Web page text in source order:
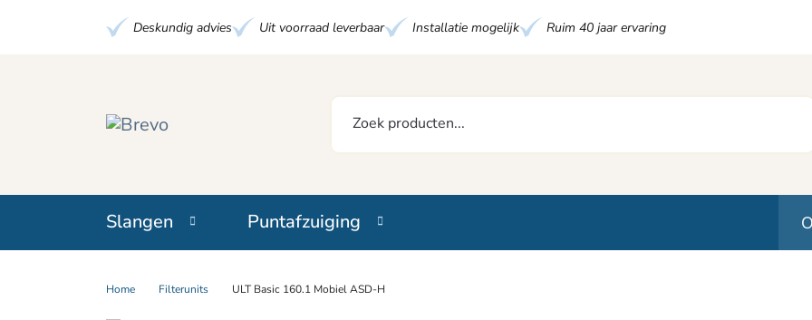
Deskundig advies Uit voorraad leverbaar Installatie mogelijk Ruim 40 jaar ervaring
Slangen Puntafzuiging
Home Filterunits ULT Basic 160.1 Mobiel ASD-H